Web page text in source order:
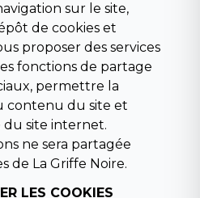
de vente
sur le site,
de cookies et
proposer des services
fonctions de partage
permettre la
contenu du site et
du site internet.
ne sera partagée
de La Griffe Noire.
LES COOKIES